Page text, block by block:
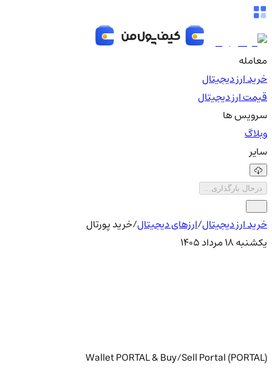
معامله
خرید ارز دیجیتال
قیمت ارز دیجیتال
سرویس ها
وبلاگ
سایر
درحال بارگذاری...
خرید ارز دیجیتال/ارزهای دیجیتال/خرید پورتال
یکشنبه ۱۸ مرداد ۱۴۰۵
Wallet PORTAL & Buy/Sell Portal (PORTAL)